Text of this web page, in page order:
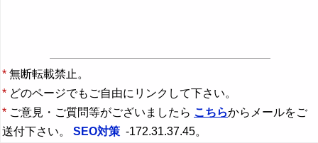
* 無断転載禁止。
* どのページでもご自由にリンクして下さい。
* ご意見・ご質問等がございましたら こちらからメールをご
送付下さい。 SEO対策 -172.31.37.45。